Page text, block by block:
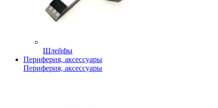
Шлейфы
Периферия, аксессуары
Периферия, аксессуары